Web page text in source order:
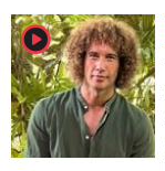
player2